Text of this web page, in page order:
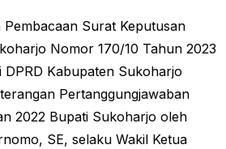
Surat Keputusan
Nomor 170/10 Tahun 2023
DPRD Kabupaten Sukoharjo
Pertanggungjawaban
2022 Bupati Sukoharjo oleh
SE, selaku Wakil Ketua